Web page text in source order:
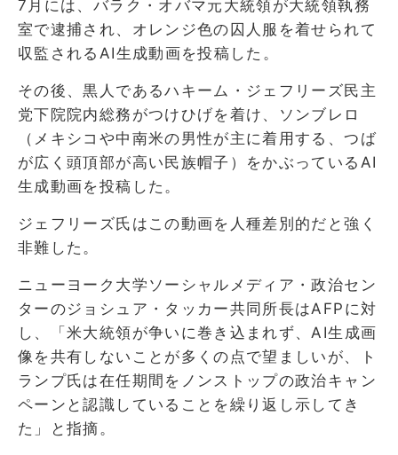
7月には、バラク・オバマ元大統領が大統領執務
室で逮捕され、オレンジ色の囚人服を着せられて
収監されるAI生成動画を投稿した。
その後、黒人であるハキーム・ジェフリーズ民主
党下院院内総務がつけひげを着け、ソンブレロ
（メキシコや中南米の男性が主に着用する、つば
が広く頭頂部が高い民族帽子）をかぶっているAI
生成動画を投稿した。
ジェフリーズ氏はこの動画を人種差別的だと強く
非難した。
ニューヨーク大学ソーシャルメディア・政治セン
ターのジョシュア・タッカー共同所長はAFPに対
し、「米大統領が争いに巻き込まれず、AI生成画
像を共有しないことが多くの点で望ましいが、ト
ランプ氏は在任期間をノンストップの政治キャン
ペーンと認識していることを繰り返し示してき
た」と指摘。